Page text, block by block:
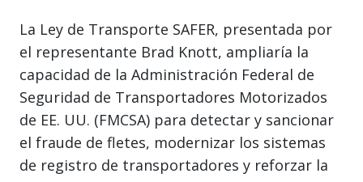
La Ley de Transporte SAFER, presentada por
el representante Brad Knott, ampliaría la
capacidad de la Administración Federal de
Seguridad de Transportadores Motorizados
de EE. UU. (FMCSA) para detectar y sancionar
el fraude de fletes, modernizar los sistemas
de registro de transportadores y reforzar la